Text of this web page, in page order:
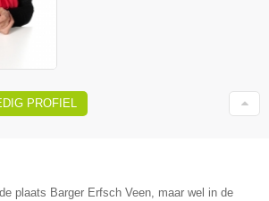
PROFIEL
plaats Barger Erfsch Veen, maar wel in de